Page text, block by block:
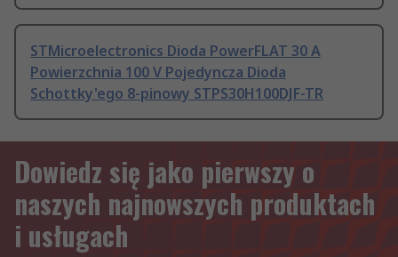
STMicroelectronics Dioda PowerFLAT 30 A
Powierzchnia 100 V Pojedyncza Dioda
Schottky'ego 8-pinowy STPS30H100DJF-TR
Dowiedz się jako pierwszy o
naszych najnowszych produktach
i usługach